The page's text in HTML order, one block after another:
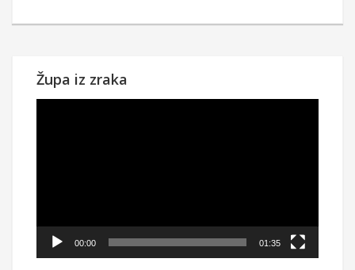
Župa iz zraka
00:00 01:35